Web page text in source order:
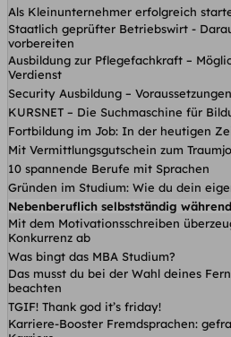
Als Kleinunternehmer erfolgreich
Staatlich geprüfter Betriebswirt -
vorbereiten
Ausbildung zur Pflegefachkraft –
Verdienst
Security Ausbildung –
KURSNET – Die Suchmaschine für
Fortbildung im Job: In der heutigen
Mit Vermittlungsgutschein zum
10 spannende Berufe mit Sprachen
Gründen im Studium: Wie du dein
Nebenberuflich selbstständig
Mit dem Motivationsschreiben
Konkurrenz ab
Was bingt das MBA Studium?
Das musst du bei der Wahl deines
beachten
TGIF! Thank god it’s friday!
Karriere-Booster Fremdsprachen: